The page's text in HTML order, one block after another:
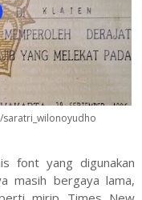
saratri_wilonoyudho
font yang digunakan
masih bergaya lama,